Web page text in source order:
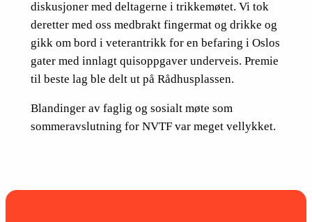
diskusjoner med deltagerne i trikkemøtet. Vi tok
deretter med oss medbrakt fingermat og drikke og
gikk om bord i veterantrikk for en befaring i Oslos
gater med innlagt quisoppgaver underveis. Premie
til beste lag ble delt ut på Rådhusplassen.
Blandinger av faglig og sosialt møte som
sommeravslutning for NVTF var meget vellykket.